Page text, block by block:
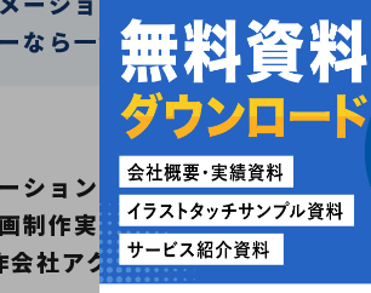
なら一気に解決できます！
ション制作のご依頼は
制作実績の豊富な
会社アクアスターへ